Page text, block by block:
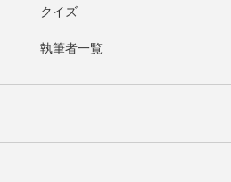
クイズ
執筆者一覧